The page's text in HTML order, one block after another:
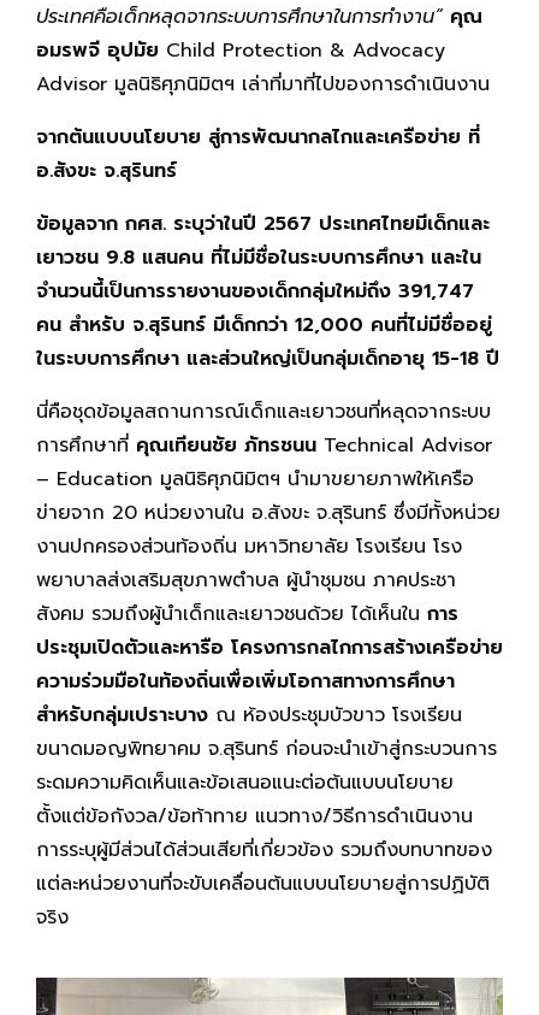
ประเทศคือเด็กหลุดจากระบบการศึกษาในการทำงาน” คุณ
อมรพจี อุปมัย Child Protection & Advocacy
Advisor มูลนิธิศุภนิมิตฯ เล่าที่มาที่ไปของการดำเนินงาน
จากต้นแบบนโยบาย สู่การพัฒนากลไกและเครือข่าย ที่
อ.สังขะ จ.สุรินทร์
ข้อมูลจาก กศส. ระบุว่าในปี 2567 ประเทศไทยมีเด็กและ
เยาวชน 9.8 แสนคน ที่ไม่มีชื่อในระบบการศึกษา และใน
จำนวนนี้เป็นการรายงานของเด็กกลุ่มใหม่ถึง 391,747
คน สำหรับ จ.สุรินทร์ มีเด็กกว่า 12,000 คนที่ไม่มีชื่ออยู่
ในระบบการศึกษา และส่วนใหญ่เป็นกลุ่มเด็กอายุ 15-18 ปี
นี่คือชุดข้อมูลสถานการณ์เด็กและเยาวชนที่หลุดจากระบบ
การศึกษาที่ คุณเทียนชัย ภัทรชนน Technical Advisor
– Education มูลนิธิศุภนิมิตฯ นำมาขยายภาพให้เครือ
ข่ายจาก 20 หน่วยงานใน อ.สังขะ จ.สุรินทร์ ซึ่งมีทั้งหน่วย
งานปกครองส่วนท้องถิ่น มหาวิทยาลัย โรงเรียน โรง
พยาบาลส่งเสริมสุขภาพตำบล ผู้นำชุมชน ภาคประชา
สังคม รวมถึงผู้นำเด็กและเยาวชนด้วย ได้เห็นใน การ
ประชุมเปิดตัวและหารือ โครงการกลไกการสร้างเครือข่าย
ความร่วมมือในท้องถิ่นเพื่อเพิ่มโอกาสทางการศึกษา
สำหรับกลุ่มเปราะบาง ณ ห้องประชุมบัวขาว โรงเรียน
ขนาดมอญพิทยาคม จ.สุรินทร์ ก่อนจะนำเข้าสู่กระบวนการ
ระดมความคิดเห็นและข้อเสนอแนะต่อต้นแบบนโยบาย
ตั้งแต่ข้อกังวล/ข้อท้าทาย แนวทาง/วิธีการดำเนินงาน
การระบุผู้มีส่วนได้ส่วนเสียที่เกี่ยวข้อง รวมถึงบทบาทของ
แต่ละหน่วยงานที่จะขับเคลื่อนต้นแบบนโยบายสู่การปฏิบัติ
จริง